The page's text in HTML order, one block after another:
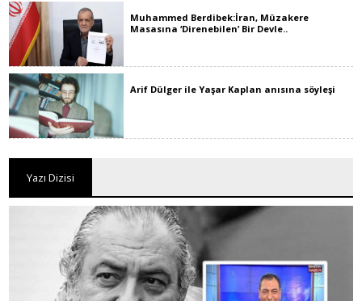
Muhammed Berdibek:İran, Müzakere
Masasına ‘Direnebilen’ Bir Devle..
Arif Dülger ile Yaşar Kaplan anısına söyleşi
Yazı Dizisi